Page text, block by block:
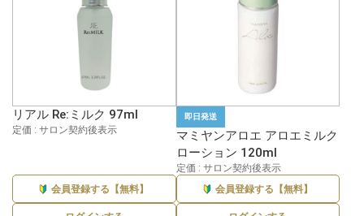
リアル Re:ミルク 97ml
定価 : サロン契約後表示
会員登録する【無料】
即日発送
マミヤンアロエ アロエミルク
ローション 120ml
定価 : サロン契約後表示
会員登録する【無料】